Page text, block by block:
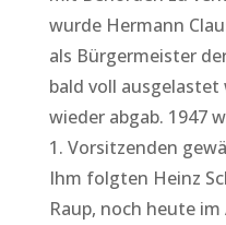
wurde Hermann
als Bürgermeister
bald voll ausgelastet
wieder abgab. 1947
1. Vorsitzenden
Ihm folgten Heinz
Raup, noch heute im